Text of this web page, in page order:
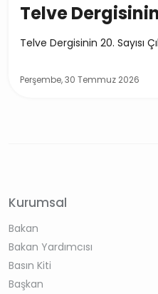
Telve Dergisinin
Telve Dergisinin 20. Sayısı
Perşembe, 30 Temmuz 2026
Kurumsal
Bakan
Bakan Yardımcısı
Basın Kiti
Başkan